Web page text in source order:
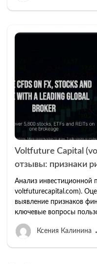
Voltfuture Capital
отзывы: признаки
Анализ инвестиционной
voltfuturecapital.com).
выявление признаков
ключевые вопросы
Ксения Калинина